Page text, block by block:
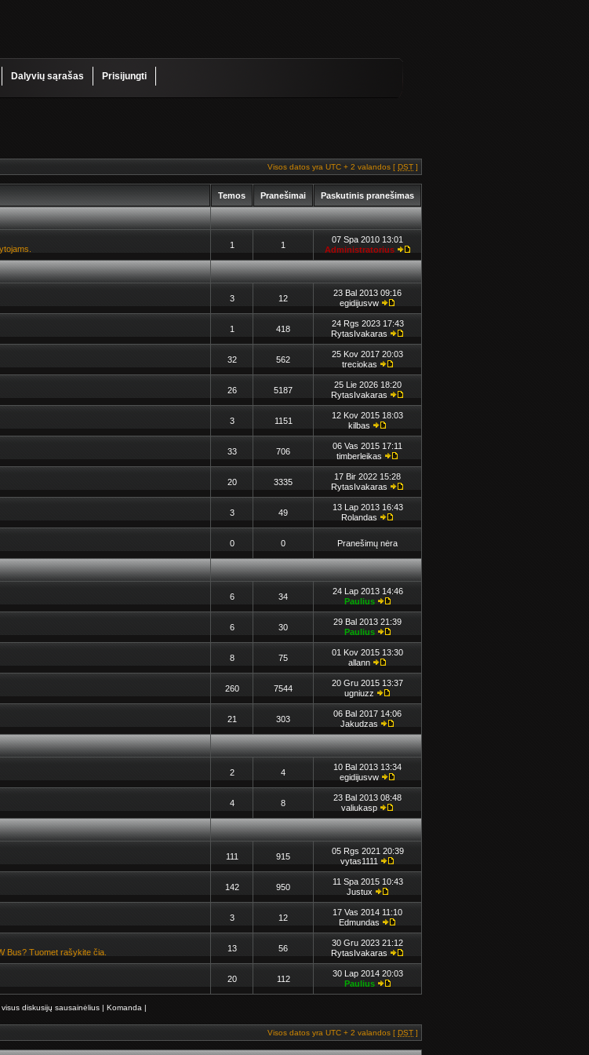
Dalyvių sąrašas Prisijungti
Visos datos yra UTC + 2 valandos [ DST ]
Temos Pranešimai Paskutinis pranešimas
1 1
07 Spa 2010 13:01
Administratorius
3 12
23 Bal 2013 09:16
egidijusvw
1 418
24 Rgs 2023 17:43
RytasIvakaras
32 562
25 Kov 2017 20:03
treciokas
26 5187
25 Lie 2026 18:20
RytasIvakaras
3 1151
12 Kov 2015 18:03
kilbas
33 706
06 Vas 2015 17:11
timberleikas
20 3335
17 Bir 2022 15:28
RytasIvakaras
3 49
13 Lap 2013 16:43
Rolandas
0 0 Pranešimų nėra
6 34
24 Lap 2013 14:46
Paulius
6 30
29 Bal 2013 21:39
Paulius
8 75
01 Kov 2015 13:30
allann
260 7544
20 Gru 2015 13:37
ugniuzz
21 303
06 Bal 2017 14:06
Jakudzas
2 4
10 Bal 2013 13:34
egidijusvw
4 8
23 Bal 2013 08:48
valiukasp
111 915
05 Rgs 2021 20:39
vytas1111
142 950
11 Spa 2015 10:43
Justux
3 12
17 Vas 2014 11:10
Edmundas
Bus? Tuomet rašykite čia. 13 56
30 Gru 2023 21:12
RytasIvakaras
20 112
30 Lap 2014 20:03
Paulius
visus diskusijų sausainėlius| Komanda |
Visos datos yra UTC + 2 valandos [ DST ]